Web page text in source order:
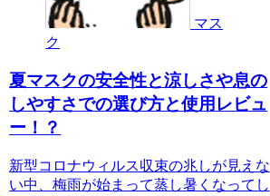
マス
ク
夏マスクの安全性と涼しさや息の
しやすさでの選び方と使用レビュ
ー！？
新型コロナウィルス収束の兆しが見えな
い中、梅雨が始まって蒸し暑くなってし